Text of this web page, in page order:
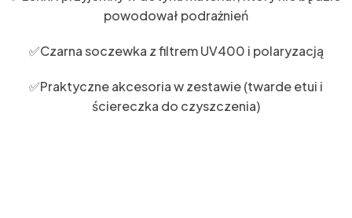
powodował podrażnień
✅Czarna soczewka z filtrem UV400 i polaryzacją
✅Praktyczne akcesoria w zestawie (twarde etui i
ściereczka do czyszczenia)